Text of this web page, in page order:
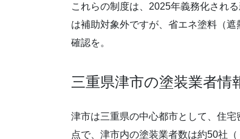
これらの制度は、2025年義務化され
は補助対象外ですが、省エネ塗料（
確認を。
三重県津市の塗装業者情
津市は三重県の中心都市として、住
点で、津市内の塗装業者数は約50社